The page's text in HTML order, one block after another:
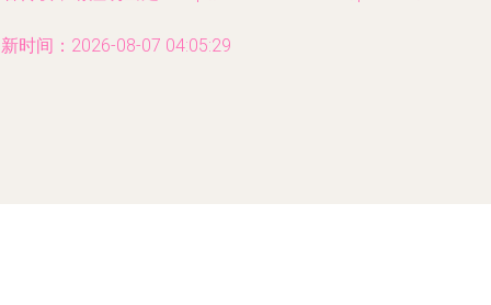
时间：2026-08-07 04:05:29